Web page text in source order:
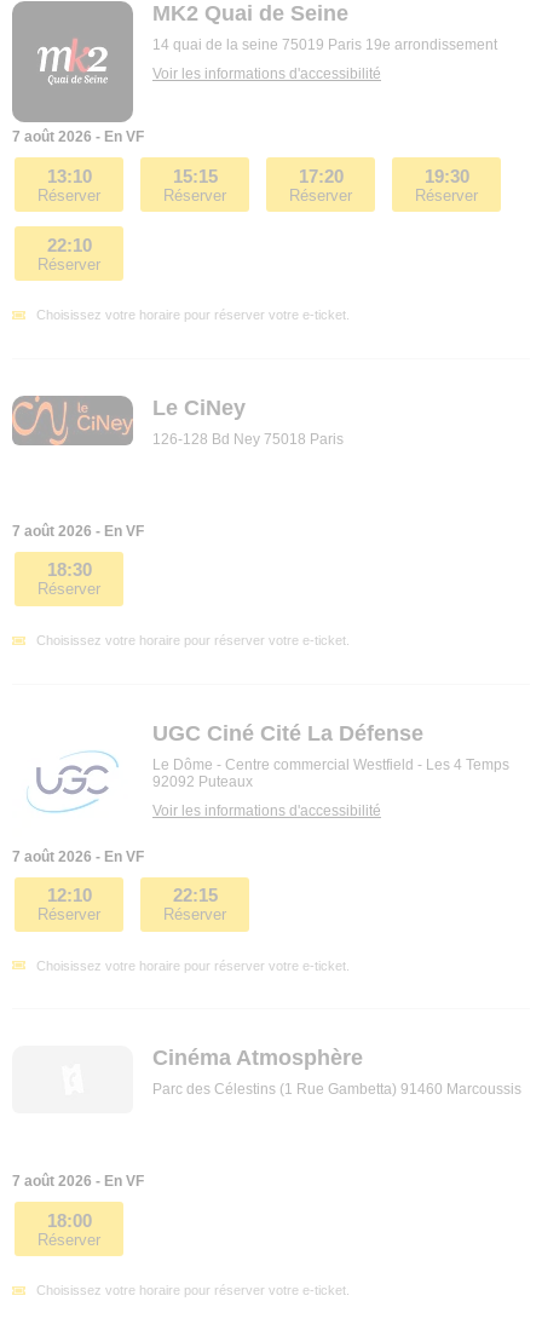
MK2 Quai de Seine
14 quai de la seine 75019 Paris 19e arrondissement
Voir les informations d'accessibilité
7 août 2026 - En VF
13:10
Réserver
15:15
Réserver
17:20
Réserver
19:30
Réserver
22:10
Réserver
Choisissez votre horaire pour réserver votre e-ticket.
Le CiNey
126-128 Bd Ney 75018 Paris
7 août 2026 - En VF
18:30
Réserver
Choisissez votre horaire pour réserver votre e-ticket.
UGC Ciné Cité La Défense
Le Dôme - Centre commercial Westfield - Les 4 Temps
92092 Puteaux
Voir les informations d'accessibilité
7 août 2026 - En VF
12:10
Réserver
22:15
Réserver
Choisissez votre horaire pour réserver votre e-ticket.
Cinéma Atmosphère
Parc des Célestins (1 Rue Gambetta) 91460 Marcoussis
7 août 2026 - En VF
18:00
Réserver
Choisissez votre horaire pour réserver votre e-ticket.